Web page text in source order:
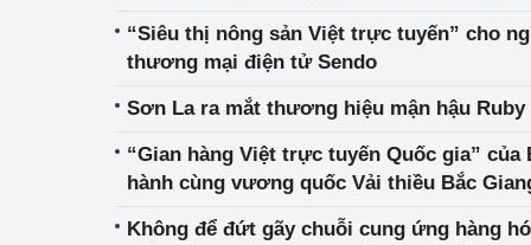
“Siêu thị nông sản Việt trực tuyến” cho
thương mại điện tử Sendo
Sơn La ra mắt thương hiệu mận hậu Ruby
“Gian hàng Việt trực tuyến Quốc gia”
hành cùng vương quốc Vải thiều Bắc
Không để đứt gãy chuỗi cung ứng hàng